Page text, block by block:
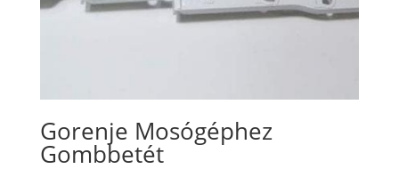
Gorenje Mosógéphez
Gombbetét